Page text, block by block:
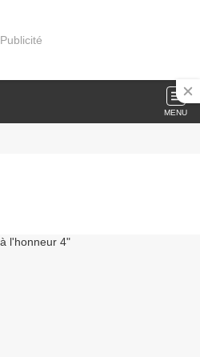
Publicité
MENU